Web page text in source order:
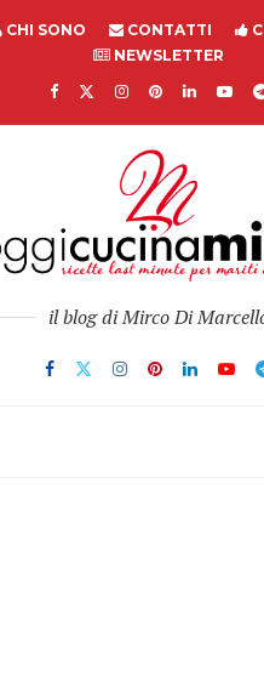
CHI SONO CONTATTI
NEWSLETTER
il blog di Mirco Di